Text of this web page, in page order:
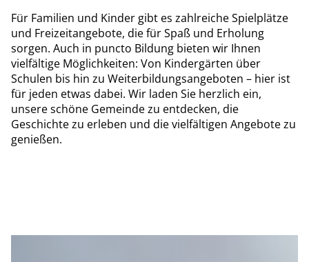
Für Familien und Kinder gibt es zahlreiche Spielplätze
und Freizeitangebote, die für Spaß und Erholung
sorgen. Auch in puncto Bildung bieten wir Ihnen
vielfältige Möglichkeiten: Von Kindergärten über
Schulen bis hin zu Weiterbildungsangeboten – hier ist
für jeden etwas dabei. Wir laden Sie herzlich ein,
unsere schöne Gemeinde zu entdecken, die
Geschichte zu erleben und die vielfältigen Angebote zu
genießen.